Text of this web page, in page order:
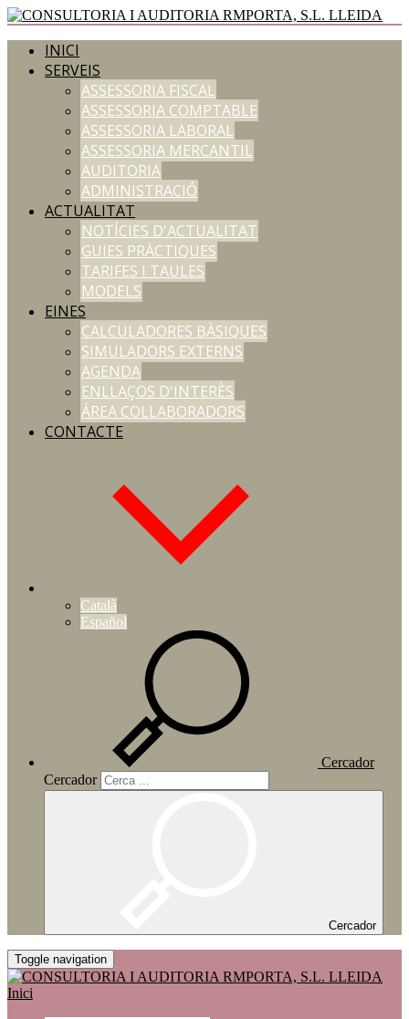
INICI
SERVEIS
ASSESSORIA FISCAL
ASSESSORIA COMPTABLE
ASSESSORIA LABORAL
ASSESSORIA MERCANTIL
AUDITORIA
ADMINISTRACIÓ
ACTUALITAT
NOTÍCIES D'ACTUALITAT
GUIES PRÀCTIQUES
TARIFES I TAULES
MODELS
EINES
CALCULADORES BÀSIQUES
SIMULADORS EXTERNS
AGENDA
ENLLAÇOS D'INTERÈS
ÁREA COL·LABORADORS
CONTACTE
Català
Español
Cercador
Cercador
Cercador
Toggle navigation
Inici